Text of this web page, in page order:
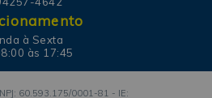
à Sexta
às 17:45
60.593.175/0001-81 - IE: